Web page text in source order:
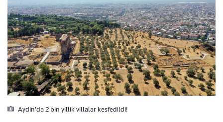
Aydin'da 2 bin yillik villalar kesfedildi!